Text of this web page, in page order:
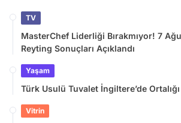
TV
MasterChef Liderliği Bırakmıyor! 7
Reyting Sonuçları Açıklandı
Yaşam
Türk Usulü Tuvalet İngiltere’de Ortalığı
Vitrin